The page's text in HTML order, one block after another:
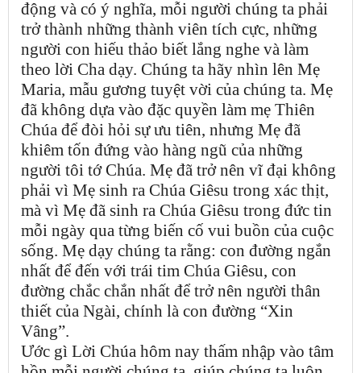
động và có ý nghĩa, mỗi người chúng ta phải
trở thành những thành viên tích cực, những
người con hiếu thảo biết lắng nghe và làm
theo lời Cha dạy. Chúng ta hãy nhìn lên Mẹ
Maria, mẫu gương tuyệt vời của chúng ta. Mẹ
đã không dựa vào đặc quyền làm mẹ Thiên
Chúa để đòi hỏi sự ưu tiên, nhưng Mẹ đã
khiêm tốn đứng vào hàng ngũ của những
người tôi tớ Chúa. Mẹ đã trở nên vĩ đại không
phải vì Mẹ sinh ra Chúa Giêsu trong xác thịt,
mà vì Mẹ đã sinh ra Chúa Giêsu trong đức tin
mỗi ngày qua từng biến cố vui buồn của cuộc
sống. Mẹ dạy chúng ta rằng: con đường ngắn
nhất để đến với trái tim Chúa Giêsu, con
đường chắc chắn nhất để trở nên người thân
thiết của Ngài, chính là con đường “Xin
Vâng”.
Ước gì Lời Chúa hôm nay thấm nhập vào tâm